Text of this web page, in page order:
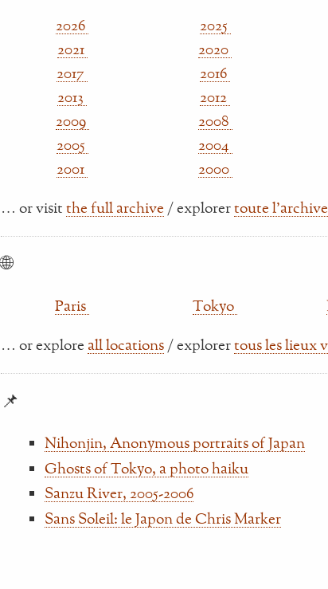
2026 2025
2021
2020
2017
2016
2013
2012
2009
2008
2005
2004
2001
2000
… or visit the full archive / explorertoute l'archive
🌐
Paris Tokyo
… or explore all locations / explorertous les lieux
📌
Nihonjin, Anonymous portraits of Japan
Ghosts of Tokyo, a photo haiku
Sanzu River, 2005-2006
Sans Soleil: le Japon de Chris Marker